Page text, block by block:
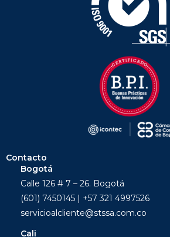
Contacto
Bogotá
Calle 126 # 7 – 26. Bogotá
(601) 7450145 | +57 321 4997526
servicioalcliente@stssa.com.co
Cali